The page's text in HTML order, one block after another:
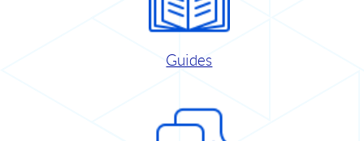
Guides